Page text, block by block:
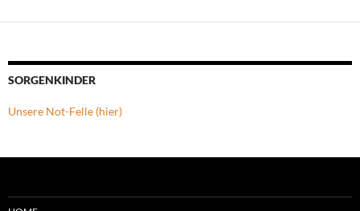
SORGENKINDER
Unsere Not-Felle (hier)